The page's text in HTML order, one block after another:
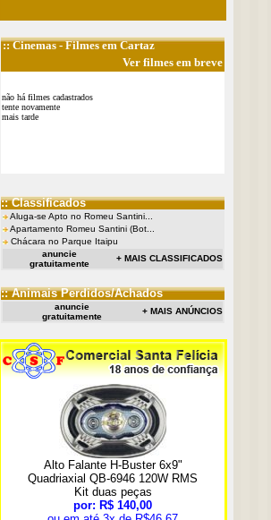
::Cinemas- Filmes em Cartaz
Ver filmes em breve
não há filmes cadastrados
tente novamente
mais tarde
:: Classificados
Aluga-se Apto no Romeu Santini...
Apartamento Romeu Santini (Bot...
Chácara no Parque Itaipu
anuncie
gratuitamente
+ MAIS CLASSIFICADOS
:: Animais Perdidos/Achados
anuncie
gratuitamente
+ MAIS ANÚNCIOS